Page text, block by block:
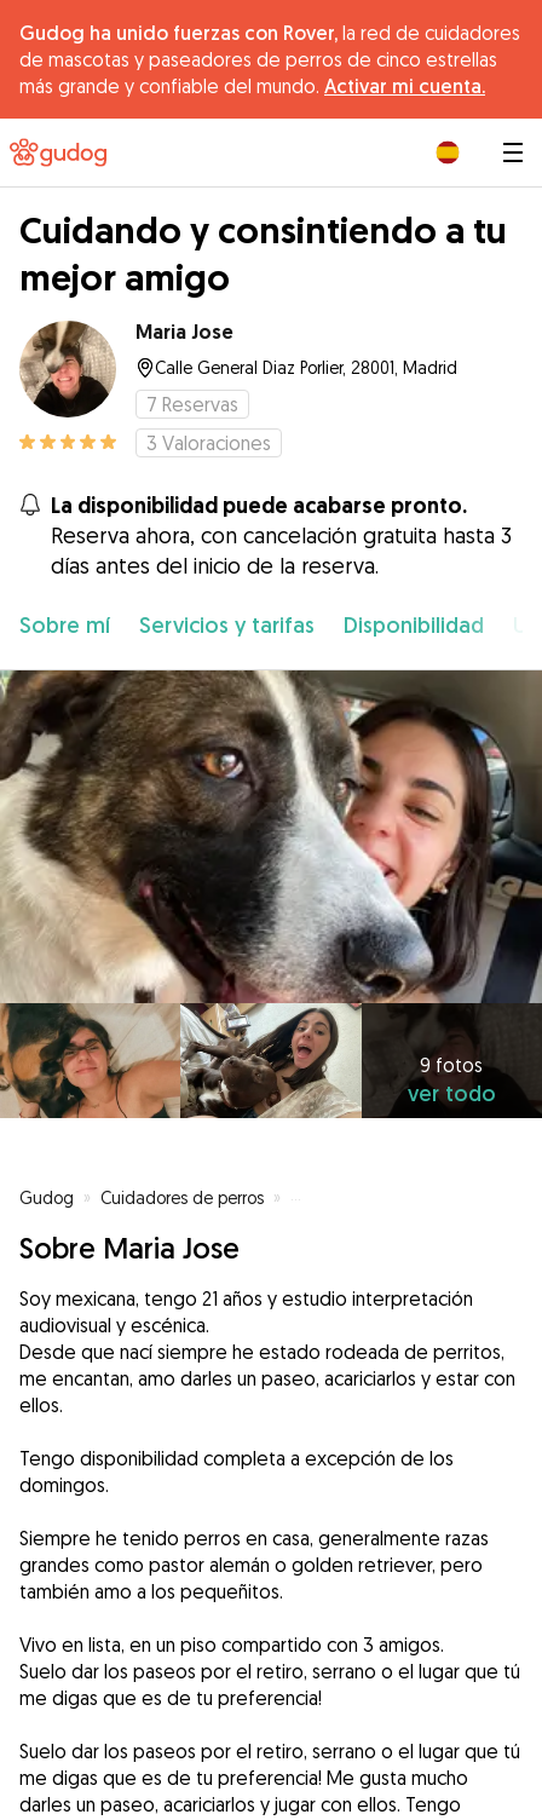
Gudog ha unido fuerzas con Rover, la red de cuidadores
de mascotas y paseadores de perros de cinco estrellas
más grande y confiable del mundo. Activar mi cuenta.
Cuidando y consintiendo a tu
mejor amigo
Maria Jose
Calle General Diaz Porlier, 28001, Madrid
7 Reservas
3 Valoraciones
La disponibilidad puede acabarse pronto.
Reserva ahora, con cancelación gratuita hasta 3
días antes del inicio de la reserva.
Sobre mí Servicios y tarifas Disponibilidad
9 fotos
ver todo
Gudog » Cuidadores de perros » Cuidadores de perros en Madrid
Sobre Maria Jose
Soy mexicana, tengo 21 años y estudio interpretación
audiovisual y escénica.
Desde que nací siempre he estado rodeada de perritos,
me encantan, amo darles un paseo, acariciarlos y estar con
ellos.
Tengo disponibilidad completa a excepción de los
domingos.
Siempre he tenido perros en casa, generalmente razas
grandes como pastor alemán o golden retriever, pero
también amo a los pequeñitos.
Vivo en lista, en un piso compartido con 3 amigos.
Suelo dar los paseos por el retiro, serrano o el lugar que tú
me digas que es de tu preferencia!
Suelo dar los paseos por el retiro, serrano o el lugar que tú
me digas que es de tu preferencia! Me gusta mucho
darles un paseo, acariciarlos y jugar con ellos. Tengo